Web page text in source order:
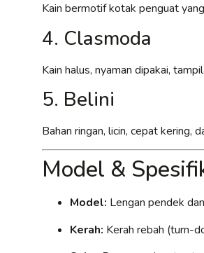
Kain bermotif kotak penguat
4. Clasmoda
Kain halus, nyaman dipakai,
5. Belini
Bahan ringan, licin, cepat kering,
Model &
Model: Lengan pendek
Kerah: Kerah rebah (turn-